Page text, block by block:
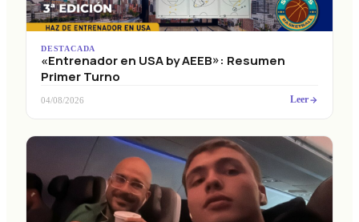
DESTACADA
«Entrenador en USA by AEEB»: Resumen
Primer Turno
04/08/2026 Leer